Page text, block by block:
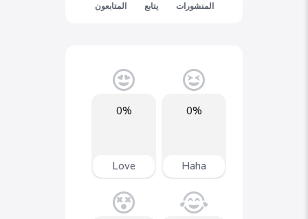
المنشورات يتابع المتابعون
0%
Haha
0%
Love